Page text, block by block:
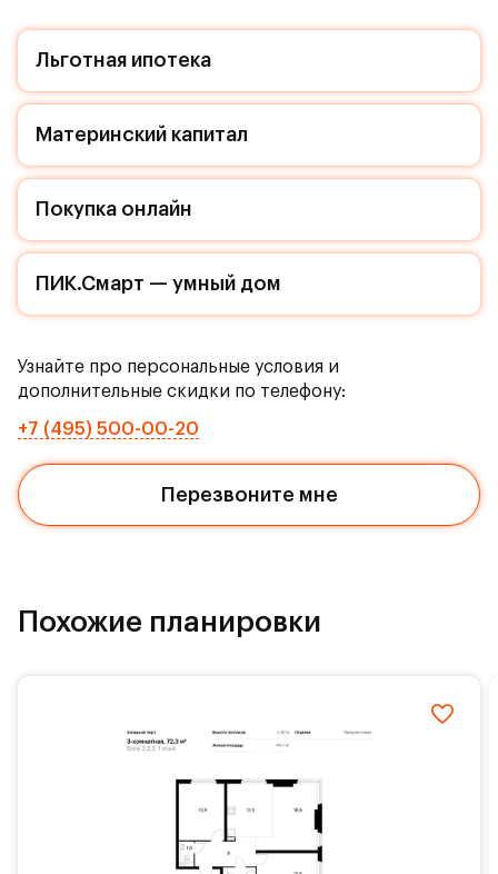
Льготная ипотека
Материнский капитал
Покупка онлайн
ПИК.Смарт — умный дом
Узнайте про персональные условия и
дополнительные скидки по телефону:
+7 (495) 500-00-20
Перезвоните мне
Похожие планировки